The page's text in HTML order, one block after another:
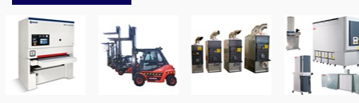
Service
Wir über uns